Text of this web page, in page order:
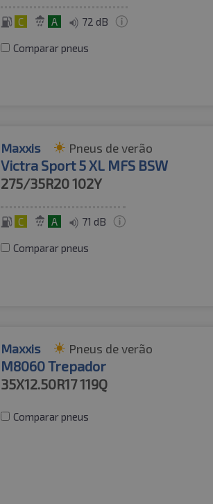
C A 72 dB
Comparar pneus
Maxxis Pneus de verão
Victra Sport 5 XL MFS BSW
275/35R20102Y
C A 71 dB
Comparar pneus
Maxxis Pneus de verão
M8060 Trepador
35X12.50R17119Q
Comparar pneus